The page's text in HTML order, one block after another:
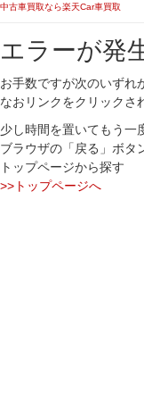
中古車買取なら楽天Car車買取
エラーが発
お手数ですが次のいずれ
なおリンクをクリックさ
少し時間を置いてもう一
ブラウザの「戻る」ボタ
トップページから探す
>>トップページへ